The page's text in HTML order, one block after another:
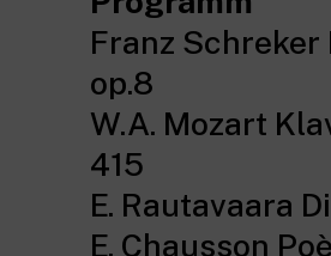
Franz Schreker
op.8
W.A. Mozart
415
E. Rautavaara
E. Chausson